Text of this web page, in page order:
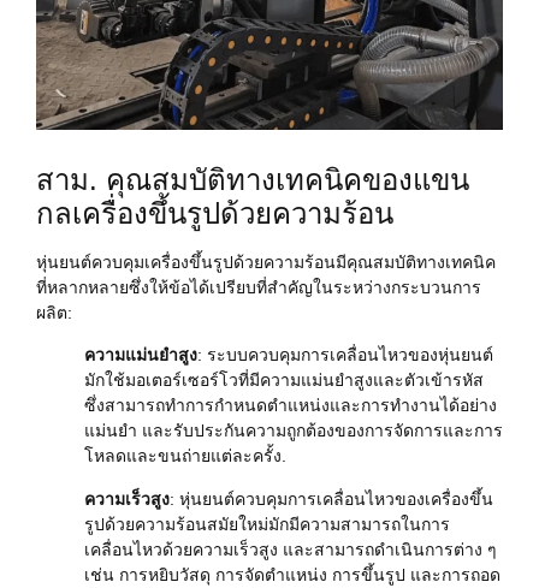
สาม. คุณสมบัติทางเทคนิคของแขน
กลเครื่องขึ้นรูปด้วยความร้อน
หุ่นยนต์ควบคุมเครื่องขึ้นรูปด้วยความร้อนมีคุณสมบัติทางเทคนิค
ที่หลากหลายซึ่งให้ข้อได้เปรียบที่สำคัญในระหว่างกระบวนการ
ผลิต:
ความแม่นยำสูง: ระบบควบคุมการเคลื่อนไหวของหุ่นยนต์
มักใช้มอเตอร์เซอร์โวที่มีความแม่นยำสูงและตัวเข้ารหัส
ซึ่งสามารถทำการกำหนดตำแหน่งและการทำงานได้อย่าง
แม่นยำ และรับประกันความถูกต้องของการจัดการและการ
โหลดและขนถ่ายแต่ละครั้ง.
ความเร็วสูง: หุ่นยนต์ควบคุมการเคลื่อนไหวของเครื่องขึ้น
รูปด้วยความร้อนสมัยใหม่มักมีความสามารถในการ
เคลื่อนไหวด้วยความเร็วสูง และสามารถดำเนินการต่าง ๆ
เช่น การหยิบวัสดุ การจัดตำแหน่ง การขึ้นรูป และการถอด